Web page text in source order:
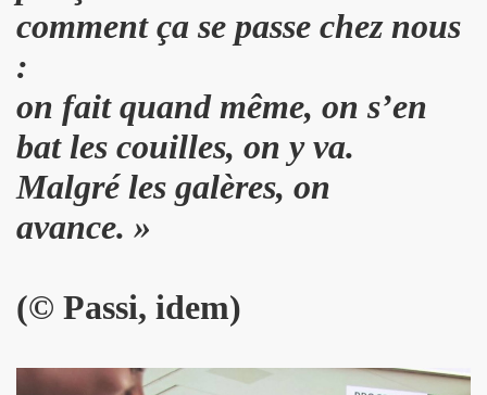
comment ça se passe chez nous
:
on fait quand même, on s’en
bat les couilles, on y va.
Malgré les galères, on
avance. »
(© Passi, idem)
detaillee du nouveau CD et du show 2012.
des Arts et des Lettres par FREDERIC MITTERRAND,
avril 2012).
le 21 mars 2012 au BOTANIQUE - LA ROTONDE
dans "ACCORDEON et ACCORDEONISTES" (avril
(Paris) : compte rendu.
(MIAM MONSTER MIAM), avec LES EXPERTS